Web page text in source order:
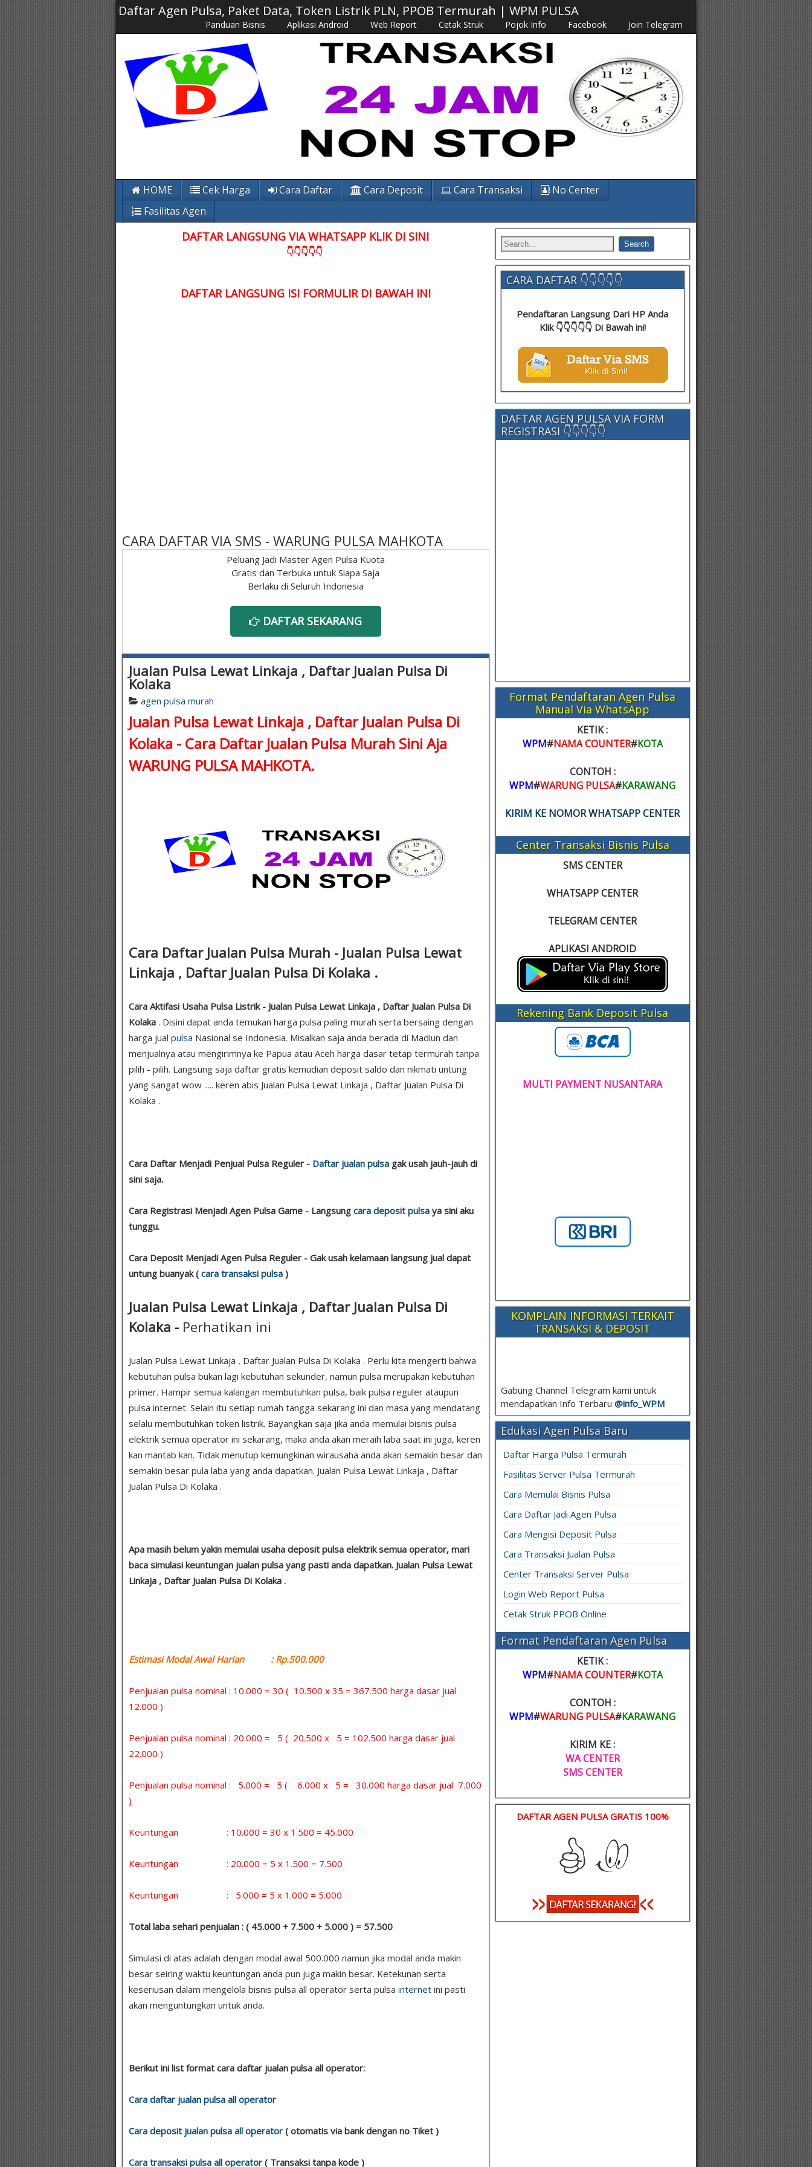
Daftar Agen Pulsa, Paket Data, Token Listrik PLN, PPOB Termurah | WPM PULSA
Panduan Bisnis Aplikasi Android Web Report Cetak Struk Pojok Info Facebook Join Telegram
HOME Cek Harga Cara Daftar Cara Deposit Cara Transaksi
No Center
Fasilitas Agen
DAFTAR LANGSUNG VIA WHATSAPP KLIK DI SINI
👇👇👇👇👇
DAFTAR LANGSUNG ISI FORMULIR DI BAWAH INI
CARA DAFTAR VIA SMS - WARUNG PULSA MAHKOTA
Peluang Jadi Master Agen Pulsa Kuota
Gratis dan Terbuka untuk Siapa Saja
Berlaku di Seluruh Indonesia
DAFTAR SEKARANG
Jualan Pulsa Lewat Linkaja , Daftar Jualan Pulsa Di
Kolaka
agen pulsa murah
Jualan Pulsa Lewat Linkaja , Daftar Jualan Pulsa Di
Kolaka - Cara Daftar Jualan Pulsa Murah Sini Aja
WARUNG PULSA MAHKOTA.
Cara Daftar Jualan Pulsa Murah - Jualan Pulsa Lewat
Linkaja , Daftar Jualan Pulsa Di Kolaka .
Cara Aktifasi Usaha Pulsa Listrik - Jualan Pulsa Lewat Linkaja , Daftar Jualan Pulsa Di
Kolaka . Disini dapat anda temukan harga pulsa paling murah serta bersaing dengan
harga jual pulsa Nasional se Indonesia. Misalkan saja anda berada di Madiun dan
menjualnya atau mengirimnya ke Papua atau Aceh harga dasar tetap termurah tanpa
pilih - pilih. Langsung saja daftar gratis kemudian deposit saldo dan nikmati untung
yang sangat wow ..... keren abis Jualan Pulsa Lewat Linkaja , Daftar Jualan Pulsa Di
Kolaka .
Cara Daftar Menjadi Penjual Pulsa Reguler - Daftar jualan pulsa gak usah jauh-jauh di
sini saja.
Cara Registrasi Menjadi Agen Pulsa Game - Langsung cara deposit pulsa ya sini aku
tunggu.
Cara Deposit Menjadi Agen Pulsa Reguler - Gak usah kelamaan langsung jual dapat
untung buanyak ( cara transaksi pulsa )
Jualan Pulsa Lewat Linkaja , Daftar Jualan Pulsa Di
Kolaka - Perhatikan ini
Jualan Pulsa Lewat Linkaja , Daftar Jualan Pulsa Di Kolaka . Perlu kita mengerti bahwa
kebutuhan pulsa bukan lagi kebutuhan sekunder, namun pulsa merupakan kebutuhan
primer. Hampir semua kalangan membutuhkan pulsa, baik pulsa reguler ataupun
pulsa internet. Selain itu setiap rumah tangga sekarang ini dan masa yang mendatang
selalu membutuhkan token listrik. Bayangkan saja jika anda memulai bisnis pulsa
elektrik semua operator ini sekarang, maka anda akan meraih laba saat ini juga, keren
kan mantab kan. Tidak menutup kemungkinan wirausaha anda akan semakin besar dan
semakin besar pula laba yang anda dapatkan. Jualan Pulsa Lewat Linkaja , Daftar
Jualan Pulsa Di Kolaka .
Apa masih belum yakin memulai usaha deposit pulsa elektrik semua operator, mari
baca simulasi keuntungan jualan pulsa yang pasti anda dapatkan. Jualan Pulsa Lewat
Linkaja , Daftar Jualan Pulsa Di Kolaka .
Estimasi Modal Awal Harian : Rp.500.000
Penjualan pulsa nominal : 10.000 = 30 ( 10.500 x 35 = 367.500 harga dasar jual
12.000 )
Penjualan pulsa nominal : 20.000 = 5 ( 20.500 x 5 = 102.500 harga dasar jual
22.000 )
Penjualan pulsa nominal : 5.000 = 5 ( 6.000 x 5 = 30.000 harga dasar jual 7.000
)
Keuntungan : 10.000 = 30 x 1.500 = 45.000
Keuntungan : 20.000 = 5 x 1.500 = 7.500
Keuntungan : 5.000 = 5 x 1.000 = 5.000
Total laba sehari penjualan : ( 45.000 + 7.500 + 5.000 ) = 57.500
Simulasi di atas adalah dengan modal awal 500.000 namun jika modal anda makin
besar seiring waktu keuntungan anda pun juga makin besar. Ketekunan serta
keseriusan dalam mengelola bisnis pulsa all operator serta pulsa internet ini pasti
akan menguntungkan untuk anda.
Berikut ini list format cara daftar jualan pulsa all operator:
Cara daftar jualan pulsa all operator
Cara deposit jualan pulsa all operator ( otomatis via bank dengan no Tiket )
Cara transaksi pulsa all operator ( Transaksi tanpa kode )
CARA DAFTAR 👇👇👇👇👇
Pendaftaran Langsung Dari HP Anda
Klik 👇👇👇👇👇 Di Bawah ini!
DAFTAR AGEN PULSA VIA FORM
REGISTRASI 👇👇👇👇👇
Format Pendaftaran Agen Pulsa
Manual Via WhatsApp
KETIK :
WPM#NAMA COUNTER#KOTA
CONTOH :
WPM#WARUNG PULSA#KARAWANG
KIRIM KE NOMOR WHATSAPP CENTER
Center Transaksi Bisnis Pulsa
SMS CENTER
WHATSAPP CENTER
TELEGRAM CENTER
APLIKASI ANDROID
Rekening Bank Deposit Pulsa
MULTI PAYMENT NUSANTARA
KOMPLAIN INFORMASI TERKAIT
TRANSAKSI & DEPOSIT
Gabung Channel Telegram kami untuk
mendapatkan Info Terbaru @info_ WPM
Edukasi Agen Pulsa Baru
Daftar Harga Pulsa Termurah
Fasilitas Server Pulsa Termurah
Cara Memulai Bisnis Pulsa
Cara Daftar Jadi Agen Pulsa
Cara Mengisi Deposit Pulsa
Cara Transaksi Jualan Pulsa
Center Transaksi Server Pulsa
Login Web Report Pulsa
Cetak Struk PPOB Online
Format Pendaftaran Agen Pulsa
KETIK :
WPM#NAMA COUNTER#KOTA
CONTOH :
WPM#WARUNG PULSA#KARAWANG
KIRIM KE :
WA CENTER
SMS CENTER
DAFTAR AGEN PULSA GRATIS 100%